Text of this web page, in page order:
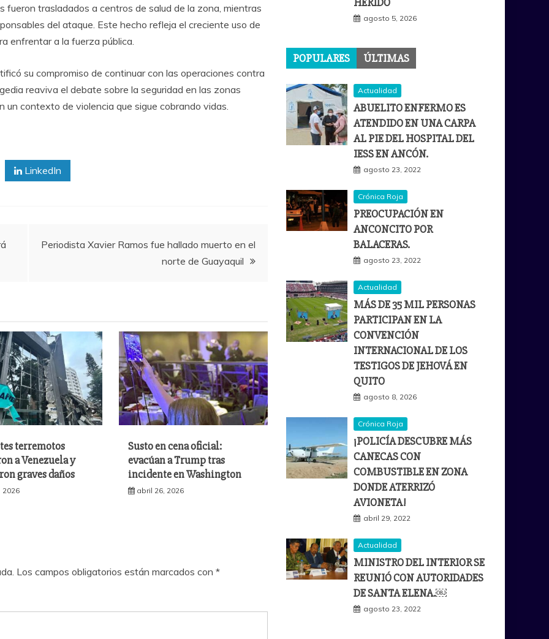
fueron trasladados a centros de salud de la zona, mientras
del ataque. Este hecho refleja el creciente uso de
enfrentar a la fuerza pública.
su compromiso de continuar con las operaciones contra
reaviva el debate sobre la seguridad en las zonas
contexto de violencia que sigue cobrando vidas.
LinkedIn
Periodista Xavier Ramos fue hallado muerto en el
norte de Guayaquil
terremotos
a Venezuela y
graves daños
2026
Susto en cena oficial:
evacúan a Trump tras
incidente en Washington
abril 26, 2026
Los campos obligatorios están marcados con *
agosto 5, 2026
POPULARES ÚLTIMAS
Actualidad
ABUELITO ENFERMO ES
ATENDIDO EN UNA CARPA
AL PIE DEL HOSPITAL DEL
IESS EN ANCÓN.
agosto 23, 2022
Crónica Roja
PREOCUPACIÓN EN
ANCONCITO POR
BALACERAS.
agosto 23, 2022
Actualidad
MÁS DE 35 MIL PERSONAS
PARTICIPAN EN LA
CONVENCIÓN
INTERNACIONAL DE LOS
TESTIGOS DE JEHOVÁ EN
QUITO
agosto 8, 2026
Crónica Roja
¡POLICÍA DESCUBRE MÁS
CANECAS CON
COMBUSTIBLE EN ZONA
DONDE ATERRIZÓ
AVIONETA!
abril 29, 2022
Actualidad
MINISTRO DEL INTERIOR SE
REUNIÓ CON AUTORIDADES
DE SANTA ELENA.￼
agosto 23, 2022